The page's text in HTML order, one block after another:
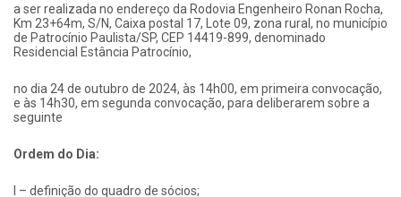
a ser realizada no endereço da Rodovia Engenheiro Ronan Rocha,
Km 23+64m, S/N, Caixa postal 17, Lote 09, zona rural, no município
de Patrocínio Paulista/SP, CEP 14419-899, denominado
Residencial Estância Patrocínio,
no dia 24 de outubro de 2024, às 14h00, em primeira convocação,
e às 14h30, em segunda convocação, para deliberarem sobre a
seguinte
Ordem do Dia:
I – definição do quadro de sócios;